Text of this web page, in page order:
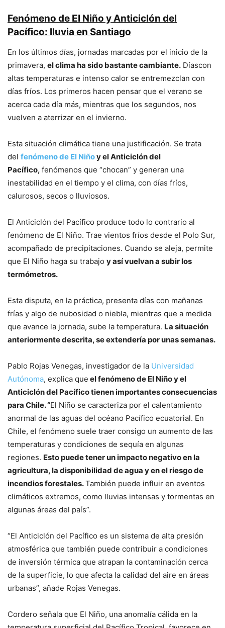
Fenómeno de El Niño y Anticiclón del
Pacífico: lluvia en Santiago
En los últimos días, jornadas marcadas por el inicio de la
primavera, el clima ha sido bastante cambiante. Díascon
altas temperaturas e intenso calor se entremezclan con
días fríos. Los primeros hacen pensar que el verano se
acerca cada día más, mientras que los segundos, nos
vuelven a aterrizar en el invierno.
Esta situación climática tiene una justificación. Se trata
del fenómeno de El Niñoy el Anticiclón del
Pacífico, fenómenos que “chocan” y generan una
inestabilidad en el tiempo y el clima, con días fríos,
calurosos, secos o lluviosos.
El Anticiclón del Pacífico produce todo lo contrario al
fenómeno de El Niño. Trae vientos fríos desde el Polo Sur,
acompañado de precipitaciones. Cuando se aleja, permite
que El Niño haga su trabajo y así vuelvan a subir los
termómetros.
Esta disputa, en la práctica, presenta días con mañanas
frías y algo de nubosidad o niebla, mientras que a medida
que avance la jornada, sube la temperatura. La situación
anteriormente descrita, se extendería por unas semanas.
Pablo Rojas Venegas, investigador de la Universidad
Autónoma, explica que el fenómeno de El Niño y el
Anticiclón del Pacífico tienen importantes consecuencias
para Chile. “El Niño se caracteriza por el calentamiento
anormal de las aguas del océano Pacífico ecuatorial. En
Chile, el fenómeno suele traer consigo un aumento de las
temperaturas y condiciones de sequía en algunas
regiones. Esto puede tener un impacto negativo en la
agricultura, la disponibilidad de agua y en el riesgo de
incendios forestales.También puede influir en eventos
climáticos extremos, como lluvias intensas y tormentas en
algunas áreas del país”.
“El Anticiclón del Pacífico es un sistema de alta presión
atmosférica que también puede contribuir a condiciones
de inversión térmica que atrapan la contaminación cerca
de la superficie, lo que afecta la calidad del aire en áreas
urbanas”, añade Rojas Venegas.
Cordero señala que El Niño, una anomalía cálida en la